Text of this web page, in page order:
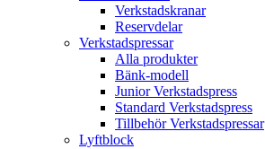
Verkstadskranar
Reservdelar
Verkstadspressar
Alla produkter
Bänk-modell
Junior Verkstadspress
Standard Verkstadspress
Tillbehör Verkstadspressar
Lyftblock